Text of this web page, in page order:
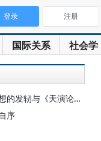
国际关系 社会学
登录 注册
天演论》——以《天演论》初
序